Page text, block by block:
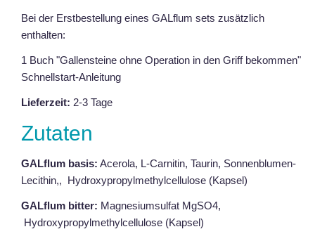
Bei der Erstbestellung eines GALflum sets zusätzlich
enthalten:
1 Buch "Gallensteine ohne Operation in den Griff bekommen"
Schnellstart-Anleitung
Lieferzeit: 2-3 Tage
Zutaten
GALflum basis: Acerola, L-Carnitin, Taurin, Sonnenblumen-
Lecithin,, Hydroxypropylmethylcellulose (Kapsel)
GALflum bitter: Magnesiumsulfat MgSO4,
Hydroxypropylmethylcellulose (Kapsel)